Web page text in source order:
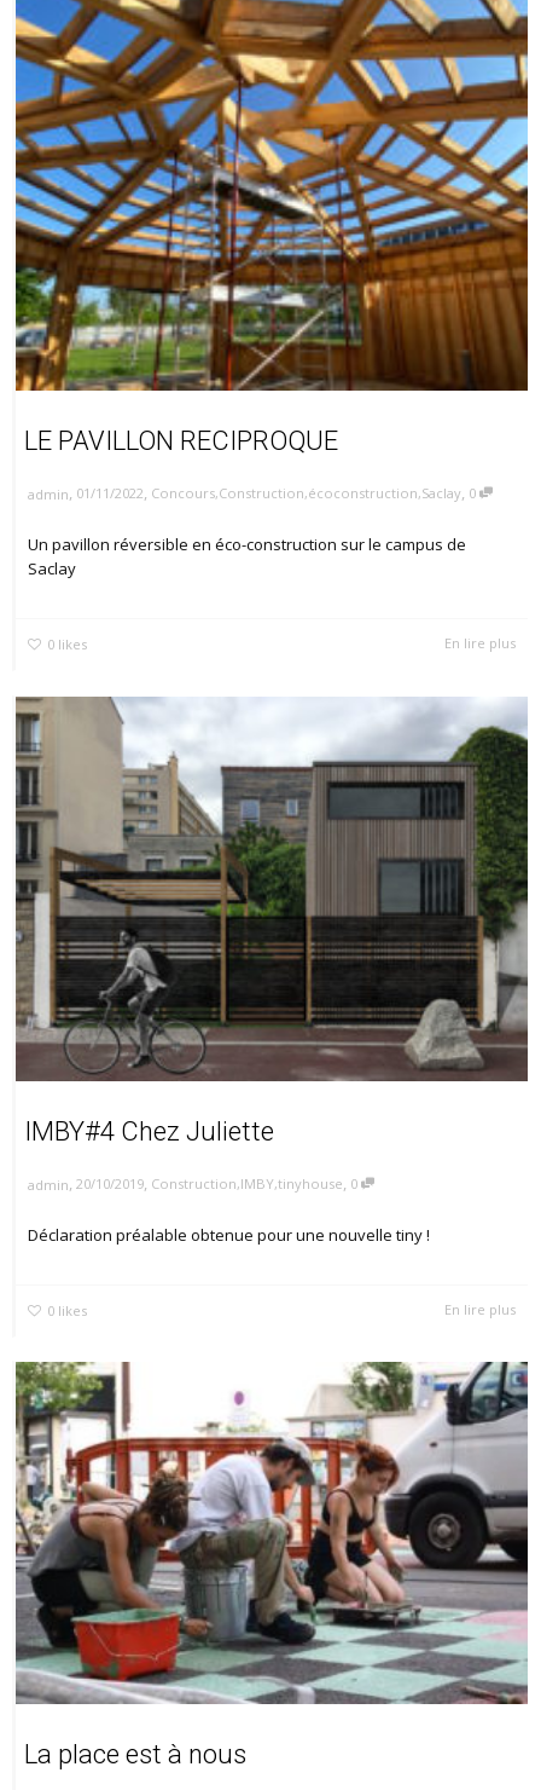
LE PAVILLON RECIPROQUE
admin, 01/11/2022, Concours,Construction,écoconstruction,Saclay, 0
Un pavillon réversible en éco-construction sur le campus de
Saclay
0 likes En lire plus
IMBY#4 Chez Juliette
admin, 20/10/2019, Construction,IMBY,tinyhouse, 0
Déclaration préalable obtenue pour une nouvelle tiny !
0 likes En lire plus
La place est à nous